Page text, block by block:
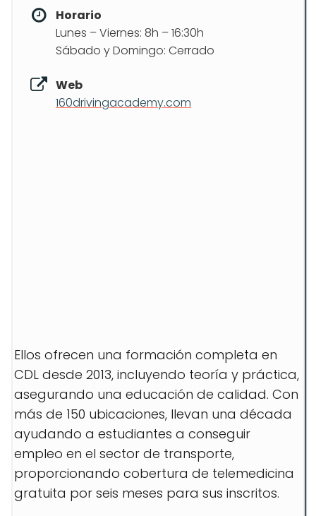
Horario
Lunes – Viernes: 8h – 16:30h
Sábado y Domingo: Cerrado
Web
160drivingacademy.com
Ellos ofrecen una formación completa en
CDL desde 2013, incluyendo teoría y práctica,
asegurando una educación de calidad. Con
más de 150 ubicaciones, llevan una década
ayudando a estudiantes a conseguir
empleo en el sector de transporte,
proporcionando cobertura de telemedicina
gratuita por seis meses para sus inscritos.